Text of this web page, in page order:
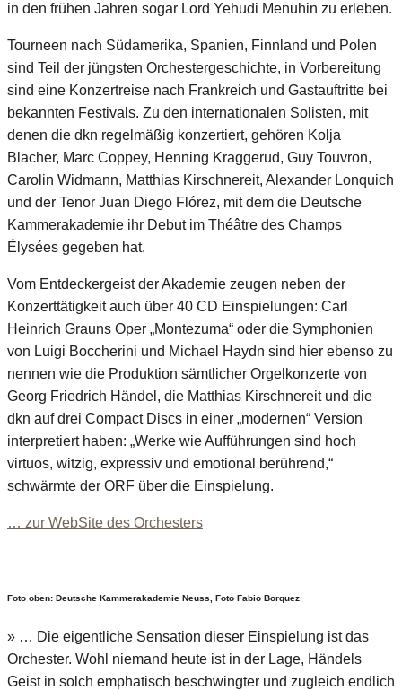
in den frühen Jahren sogar Lord Yehudi Menuhin zu erleben.
Tourneen nach Südamerika, Spanien, Finnland und Polen
sind Teil der jüngsten Orchestergeschichte, in Vorbereitung
sind eine Konzertreise nach Frankreich und Gastauftritte bei
bekannten Festivals. Zu den internationalen Solisten, mit
denen die dkn regelmäßig konzertiert, gehören Kolja
Blacher, Marc Coppey, Henning Kraggerud, Guy Touvron,
Carolin Widmann, Matthias Kirschnereit, Alexander Lonquich
und der Tenor Juan Diego Flórez, mit dem die Deutsche
Kammerakademie ihr Debut im Théâtre des Champs
Élysées gegeben hat.
Vom Entdeckergeist der Akademie zeugen neben der
Konzerttätigkeit auch über 40 CD Einspielungen: Carl
Heinrich Grauns Oper „Montezuma“ oder die Symphonien
von Luigi Boccherini und Michael Haydn sind hier ebenso zu
nennen wie die Produktion sämtlicher Orgelkonzerte von
Georg Friedrich Händel, die Matthias Kirschnereit und die
dkn auf drei Compact Discs in einer „modernen“ Version
interpretiert haben: „Werke wie Aufführungen sind hoch
virtuos, witzig, expressiv und emotional berührend,“
schwärmte der ORF über die Einspielung.
… zur WebSite des Orchesters
Foto oben: Deutsche Kammerakademie Neuss, Foto Fabio Borquez
» … Die eigentliche Sensation dieser Einspielung ist das
Orchester. Wohl niemand heute ist in der Lage, Händels
Geist in solch emphatisch beschwingter und zugleich endlich